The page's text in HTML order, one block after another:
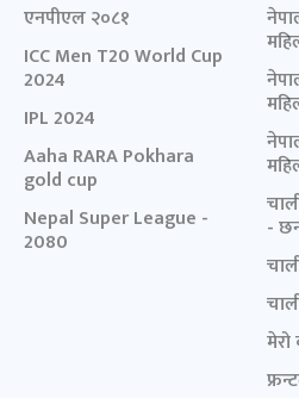
एनपीएल २०८१
ICC Men T20 World Cup
2024
IPL 2024
Aaha RARA Pokhara
gold cup
Nepal Super League -
2080
-